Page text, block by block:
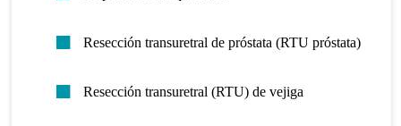
Resección transuretral de próstata (RTU próstata)
Resección transuretral (RTU) de vejiga